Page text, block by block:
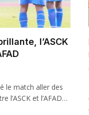
l’ASCK
le match aller des
l’ASCK et l’AFAD…